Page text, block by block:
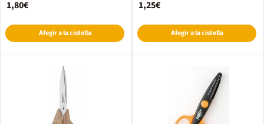
1,80€
Afegir a la cistella
1,25€
Afegir a la cistella